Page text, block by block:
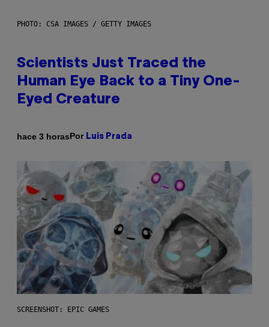
PHOTO: CSA IMAGES / GETTY IMAGES
Scientists Just Traced the
Human Eye Back to a Tiny One-
Eyed Creature
hace 3 horasPor Luis Prada
SCREENSHOT: EPIC GAMES